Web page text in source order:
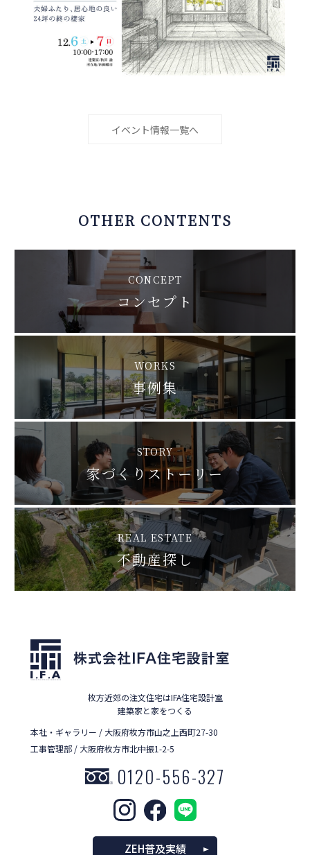
イベント情報一覧へ
OTHER CONTENTS
CONCEPT
コンセプト
WORKS
事例集
STORY
家づくりストーリー
REAL ESTATE
不動産探し
枚方近郊の注文住宅はIFA住宅設計室
建築家と家をつくる
本社・ギャラリー / 大阪府枚方市山之上西町27-30
工事管理部 / 大阪府枚方市北中振1-2-5
0120-556-327
ZEH普及実績